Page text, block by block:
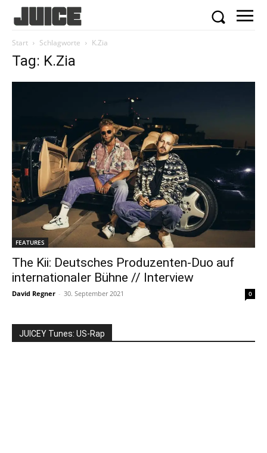
Start Schlagworte K.Zia
Tag: K.Zia
FEATURES
The Kii: Deutsches Produzenten-Duo auf
internationaler Bühne // Interview
David Regner - 30. September 2021 0
JUICEY Tunes: US-Rap